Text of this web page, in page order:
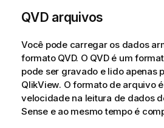
QVD arquivos
Você pode carregar os dados
formato QVD. O QVDé um
pode ser gravado e lido apenas
QlikView. O formato de arquivo
velocidade na leitura de dados
Sensee ao mesmo tempo é